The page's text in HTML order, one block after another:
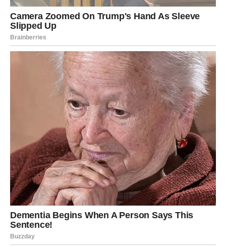
imati razlog za veliko slavlje, ali posebno će blistati
Rakovi, Lavovi i Jarčevi kojima zvijezde šalju sreću,
uspjeh i ostvarenje velikih želja.
Ovo je period tokom kojeg univerzum pokazuje da poslije
najtežih dana uvijek dolazi vrijeme kada imamo razlog da
slavimo život i sve ono što smo izborili.